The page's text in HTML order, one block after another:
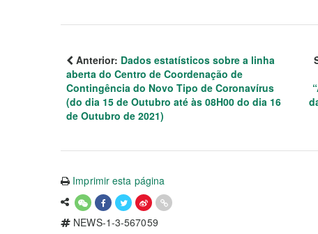
Anterior: Dados estatísticos sobre a linha
aberta do Centro de Coordenação de
Contingência do Novo Tipo de Coronavírus
(do dia 15 de Outubro até às 08H00 do dia 16
de Outubro de 2021)
Imprimir esta página
NEWS-1-3-567059